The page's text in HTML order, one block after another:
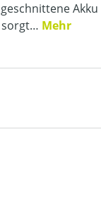
sorgt… Mehr